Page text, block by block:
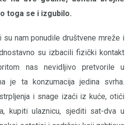
toga se i izgubilo.
su nam ponudile društvene mreže i
su izbacili fizički kontakt
nas nevidljivo pretvorile u
je ta konzumacija jedina svrha.
i snage izaći iz kuće, otići
kupiti ulaznicu, sjediti sat-dva u